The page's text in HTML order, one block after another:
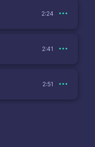
2:24
2:41
2:51